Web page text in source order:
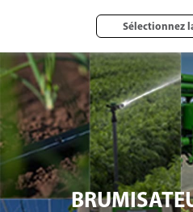
Sélectionnez